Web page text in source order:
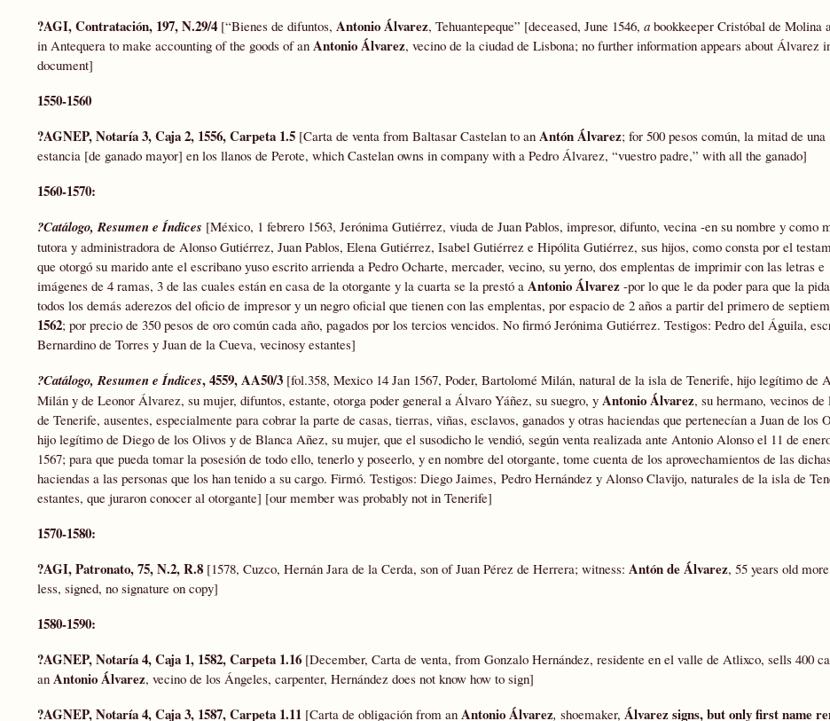
?AGI, Contratación, 197, N.29/4[“Bienes de difuntos, Antonio Álvarez, Tehuantepeque” [deceased, June 1546, a bookkeeper Cristóbal de Molina
in Antequera to make accounting of the goods of an Antonio Álvarez, vecino de la ciudad de Lisbona; no further information appears about Álvarez
document]
1550-1560
?AGNEP, Notaría 3, Caja 2, 1556, Carpeta 1.5 [Carta de venta from Baltasar Castelan to an Antón Álvarez; for 500 pesos común, la mitad de una
estancia [de ganado mayor] en los llanos de Perote, which Castelan owns in company with a Pedro Álvarez, “vuestro padre,” with all the ganado]
1560-1570:
?Catálogo, Resumen e Índices [México, 1 febrero 1563, Jerónima Gutiérrez, viuda de Juan Pablos, impresor, difunto, vecina -en su nombre y como
tutora y administradora de Alonso Gutiérrez, Juan Pablos, Elena Gutiérrez, Isabel Gutiérrez e Hipólita Gutiérrez, sus hijos, como consta por el
que otorgó su marido ante el escribano yuso escrito arrienda a Pedro Ocharte, mercader, vecino, su yerno, dos emplentas de imprimir con las letras e
imágenes de 4 ramas, 3 de las cuales están en casa de la otorgante y la cuarta se la prestó a Antonio Álvarez -por lo que le da poder para que la
todos los demás aderezos del oficio de impresor y un negro oficial que tienen con las emplentas, por espacio de 2 años a partir del primero de
1562; por precio de 350 pesos de oro común cada año, pagados por los tercios vencidos. No firmó Jerónima Gutiérrez. Testigos: Pedro del Águila,
Bernardino de Torres y Juan de la Cueva, vecinosy estantes]
?Catálogo, Resumen e Índices, 4559, AA50/3 [fol.358, Mexico 14 Jan 1567, Poder, Bartolomé Milán, natural de la isla de Tenerife, hijo legítimo de
Milán y de Leonor Álvarez, su mujer, difuntos, estante, otorga poder general a Álvaro Yáñez, su suegro, y Antonio Álvarez, su hermano, vecinos de
de Tenerife, ausentes, especialmente para cobrar la parte de casas, tierras, viñas, esclavos, ganados y otras haciendas que pertenecían a Juan de los
hijo legítimo de Diego de los Olivos y de Blanca Añez, su mujer, que el susodicho le vendió, según venta realizada ante Antonio Alonso el 11 de
1567; para que pueda tomar la posesión de todo ello, tenerlo y poseerlo, y en nombre del otorgante, tome cuenta de los aprovechamientos de las
haciendas a las personas que los han tenido a su cargo. Firmó. Testigos: Diego Jaimes, Pedro Hernández y Alonso Clavijo, naturales de la isla de
estantes, que juraron conocer al otorgante] [our member was probably not in Tenerife]
1570-1580:
?AGI, Patronato, 75, N.2, R.8 [1578, Cuzco, Hernán Jara de la Cerda, son of Juan Pérez de Herrera; witness: Antón de Álvarez, 55 years old
less, signed, no signature on copy]
1580-1590:
?AGNEP, Notaría 4, Caja 1, 1582, Carpeta 1.16 [December, Carta de venta, from Gonzalo Hernández, residente en el valle de Atlixco, sells 400
an Antonio Álvarez, vecino de los Ángeles, carpenter, Hernández does not know how to sign]
?AGNEP, Notaría 4, Caja 3, 1587, Carpeta 1.11 [Carta de obligación from an Antonio Álvarez, shoemaker, Álvarez signs, but only first name